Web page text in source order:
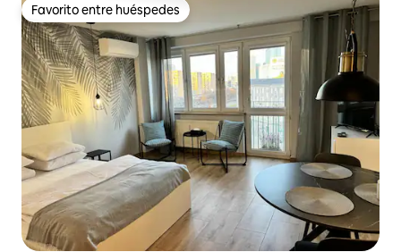
Favorito entre huéspedes
Favorito entre huéspedes